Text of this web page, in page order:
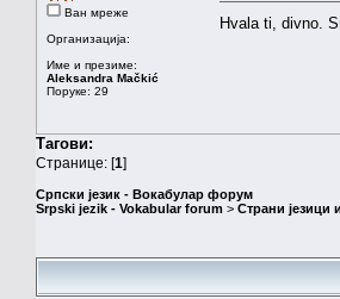
Ван мреже
Организација:
Име и презиме:
Aleksandra Mačkić
Поруке: 29
Hvala ti, divno.
Тагови:
Странице: [1]
Српски језик - Вокабулар форум
Srpski jezik - Vokabular forum > Страни језици